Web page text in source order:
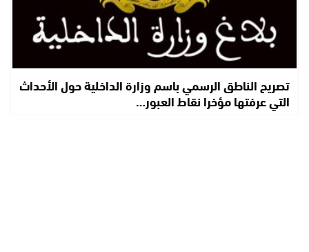
تصريح الناطق الرسمي باسم وزارة الداخلية حول الأحداث
التي عرفتها مؤخرا نقاط العبور…